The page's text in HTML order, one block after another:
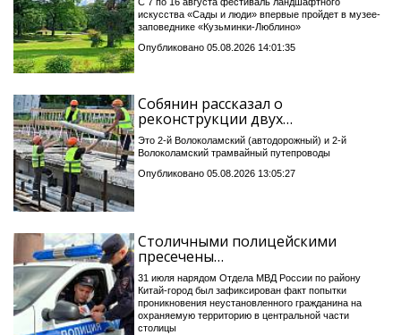
искусства «Сады и люди» впервые пройдет в музее-
заповеднике «Кузьминки-Люблино»
Опубликовано 05.08.2026 14:01:35
Собянин рассказал о
реконструкции двух…
Это 2-й Волоколамский (автодорожный) и 2-й
Волоколамский трамвайный путепроводы
Опубликовано 05.08.2026 13:05:27
Столичными полицейскими
пресечены…
31 июля нарядом Отдела МВД России по району
Китай-город был зафиксирован факт попытки
проникновения неустановленного гражданина на
охраняемую территорию в центральной части
столицы